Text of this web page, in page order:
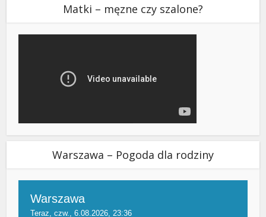
Matki – męzne czy szalone?
Warszawa – Pogoda dla rodziny